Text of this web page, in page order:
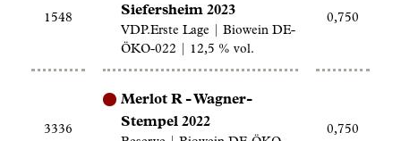
1548
Siefersheim 2023
VDP.Erste Lage | Biowein DE-
ÖKO-022 | 12,5 % vol.
0,750
3336
Merlot R - Wagner-
Stempel 2022
0,750